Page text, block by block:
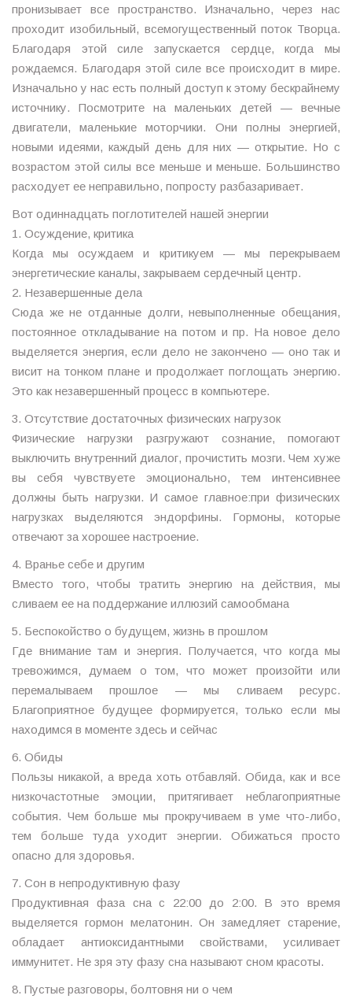
пронизывает все пространство. Изначально, через нас
проходит изобильный, всемогущественный поток Творца.
Благодаря этой силе запускается сердце, когда мы
рождаемся. Благодаря этой силе все происходит в мире.
Изначально у нас есть полный доступ к этому бескрайнему
источнику. Посмотрите на маленьких детей — вечные
двигатели, маленькие моторчики. Они полны энергией,
новыми идеями, каждый день для них — открытие. Но с
возрастом этой силы все меньше и меньше. Большинство
расходует ее неправильно, попросту разбазаривает.
Вот одиннадцать поглотителей нашей энергии
1. Осуждение, критика
Когда мы осуждаем и критикуем — мы перекрываем
энергетические каналы, закрываем сердечный центр.
2. Незавершенные дела
Сюда же не отданные долги, невыполненные обещания,
постоянное откладывание на потом и пр. На новое дело
выделяется энергия, если дело не закончено — оно так и
висит на тонком плане и продолжает поглощать энергию.
Это как незавершенный процесс в компьютере.
3. Отсутствие достаточных физических нагрузок
Физические нагрузки разгружают сознание, помогают
выключить внутренний диалог, прочистить мозги. Чем хуже
вы себя чувствуете эмоционально, тем интенсивнее
должны быть нагрузки. И самое главное:при физических
нагрузках выделяются эндорфины. Гормоны, которые
отвечают за хорошее настроение.
4. Вранье себе и другим
Вместо того, чтобы тратить энергию на действия, мы
сливаем ее на поддержание иллюзий самообмана
5. Беспокойство о будущем, жизнь в прошлом
Где внимание там и энергия. Получается, что когда мы
тревожимся, думаем о том, что может произойти или
перемалываем прошлое — мы сливаем ресурс.
Благоприятное будущее формируется, только если мы
находимся в моменте здесь и сейчас
6. Обиды
Пользы никакой, а вреда хоть отбавляй. Обида, как и все
низкочастотные эмоции, притягивает неблагоприятные
события. Чем больше мы прокручиваем в уме что-либо,
тем больше туда уходит энергии. Обижаться просто
опасно для здоровья.
7. Сон в непродуктивную фазу
Продуктивная фаза сна с 22:00 до 2:00. В это время
выделяется гормон мелатонин. Он замедляет старение,
обладает антиоксидантными свойствами, усиливает
иммунитет. Не зря эту фазу сна называют сном красоты.
8. Пустые разговоры, болтовня ни о чем